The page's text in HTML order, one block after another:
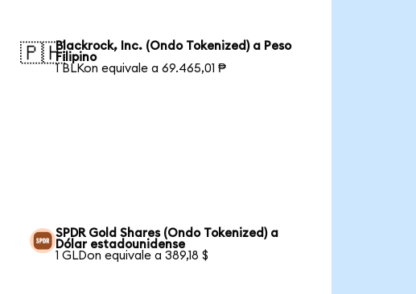
🇵🇭Blackrock, Inc. (Ondo Tokenized) a Peso
Filipino
1 BLKon equivale a 69.465,01 ₱
SPDR Gold Shares (Ondo Tokenized) a
Dólar estadounidense
1 GLDon equivale a 389,18 $